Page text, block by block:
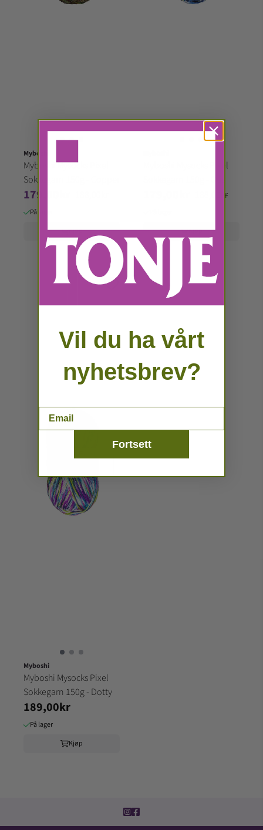
Myboshi
Myboshi Mysocks Pixel
Sokkegarn 150g - Copper
179,00kr
På lager
Kjøp
Myboshi Mysocks Pixel
188,00kr
Kjøp
Myboshi
Myboshi Mysocks Pixel
Sokkegarn 150g - Dotty
189,00kr
På lager
Kjøp
Vil du ha vårt
nyhetsbrev?
Fortsett